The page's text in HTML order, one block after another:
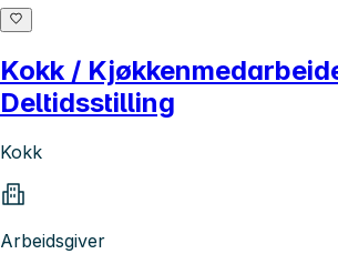
Kokk /
Deltidsstilling
Kokk
Arbeidsgiver